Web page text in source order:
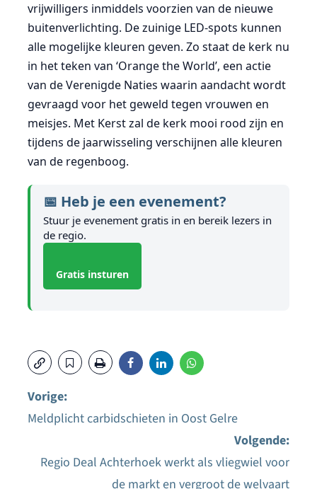
vrijwilligers inmiddels voorzien van de nieuwe
buitenverlichting. De zuinige LED-spots kunnen
alle mogelijke kleuren geven. Zo staat de kerk nu
in het teken van ‘Orange the World’, een actie
van de Verenigde Naties waarin aandacht wordt
gevraagd voor het geweld tegen vrouwen en
meisjes. Met Kerst zal de kerk mooi rood zijn en
tijdens de jaarwisseling verschijnen alle kleuren
van de regenboog.
📅 Heb je een evenement?
Stuur je evenement gratis in en bereik lezers in
de regio.
Gratis insturen
Bericht
navigatie
Vorige:
Meldplicht carbidschieten in Oost Gelre
Volgende:
Regio Deal Achterhoek werkt als vliegwiel voor
de markt en vergroot de welvaart